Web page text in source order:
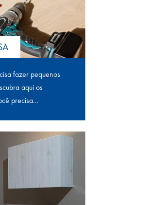
fazer pequenos
aqui os
precisa...